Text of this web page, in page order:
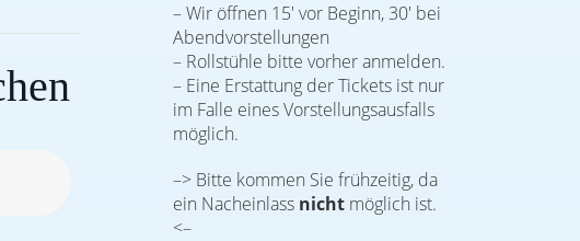
– Wir öffnen 15′ vor Beginn, 30′ bei
Abendvorstellungen
– Rollstühle bitte vorher anmelden.
– Eine Erstattung der Tickets ist nur
im Falle eines Vorstellungsausfalls
möglich.
–> Bitte kommen Sie frühzeitig, da
ein Nacheinlass nicht möglich ist.
<–